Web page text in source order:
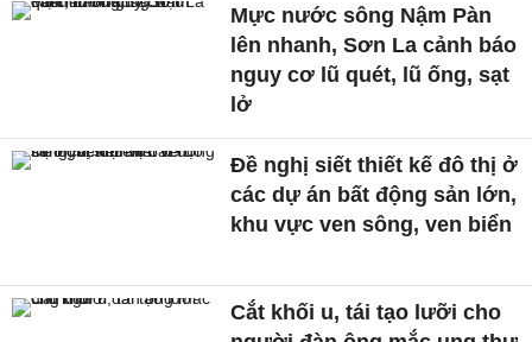
Mực nước sông Nậm Pàn
lên nhanh, Sơn La cảnh báo
nguy cơ lũ quét, lũ ống, sạt
lở
Đề nghị siết thiết kế đô thị ở
các dự án bất động sản lớn,
khu vực ven sông, ven biển
Cắt khối u, tái tạo lưỡi cho